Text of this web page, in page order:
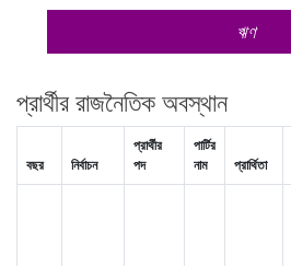
ঋণ
প্রার্থীর রাজনৈতিক অবস্থান
বছর নির্বাচন
প্রার্থীর
পদ
পার্টির
নাম
প্রার্থিতা